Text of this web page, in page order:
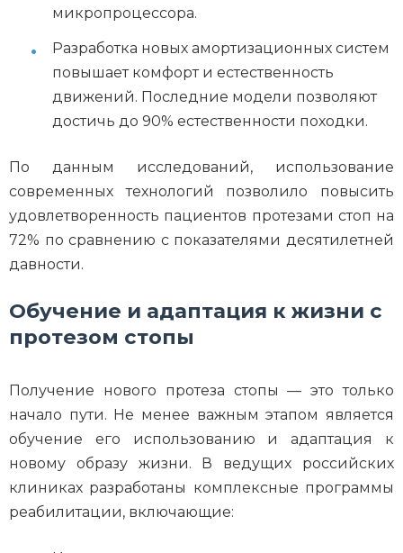
микропроцессора.
Разработка новых амортизационных систем
повышает комфорт и естественность
движений. Последние модели позволяют
достичь до 90% естественности походки.
По данным исследований, использование
современных технологий позволило повысить
удовлетворенность пациентов протезами стоп на
72% по сравнению с показателями десятилетней
давности.
Обучение и адаптация к жизни с
протезом стопы
Получение нового протеза стопы — это только
начало пути. Не менее важным этапом является
обучение его использованию и адаптация к
новому образу жизни. В ведущих российских
клиниках разработаны комплексные программы
реабилитации, включающие: